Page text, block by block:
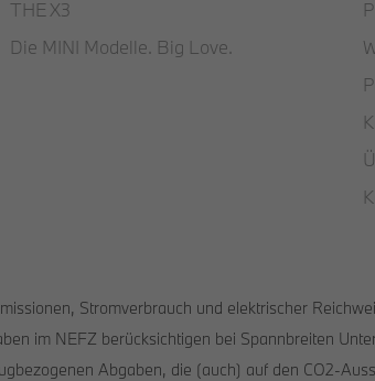
THE X3
Die MINI Modelle. Big Love.
Stromverbrauch und elektrischer
im NEFZ berücksichtigen bei Spannbreiten
Abgaben, die (auch) auf den CO2-